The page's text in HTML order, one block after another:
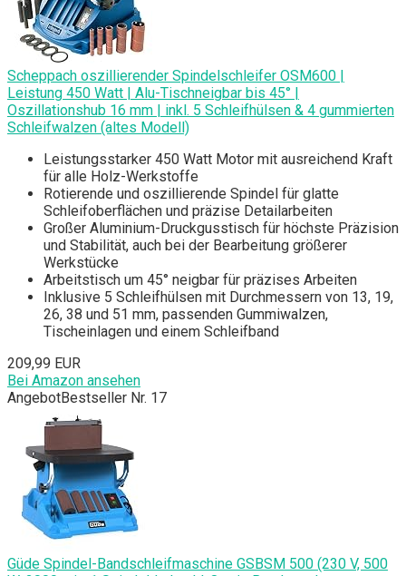
Scheppach oszillierender Spindelschleifer OSM600 |
Leistung 450 Watt | Alu-Tischneigbar bis 45° |
Oszillationshub 16 mm | inkl. 5 Schleifhülsen & 4 gummierten
Schleifwalzen (altes Modell)
Leistungsstarker 450 Watt Motor mit ausreichend Kraft
für alle Holz-Werkstoffe
Rotierende und oszillierende Spindel für glatte
Schleifoberflächen und präzise Detailarbeiten
Großer Aluminium-Druckgusstisch für höchste Präzision
und Stabilität, auch bei der Bearbeitung größerer
Werkstücke
Arbeitstisch um 45° neigbar für präzises Arbeiten
Inklusive 5 Schleifhülsen mit Durchmessern von 13, 19,
26, 38 und 51 mm, passenden Gummiwalzen,
Tischeinlagen und einem Schleifband
209,99 EUR
Bei Amazon ansehen
AngebotBestseller Nr. 17
Güde Spindel-Bandschleifmaschine GSBSM 500 (230 V, 500